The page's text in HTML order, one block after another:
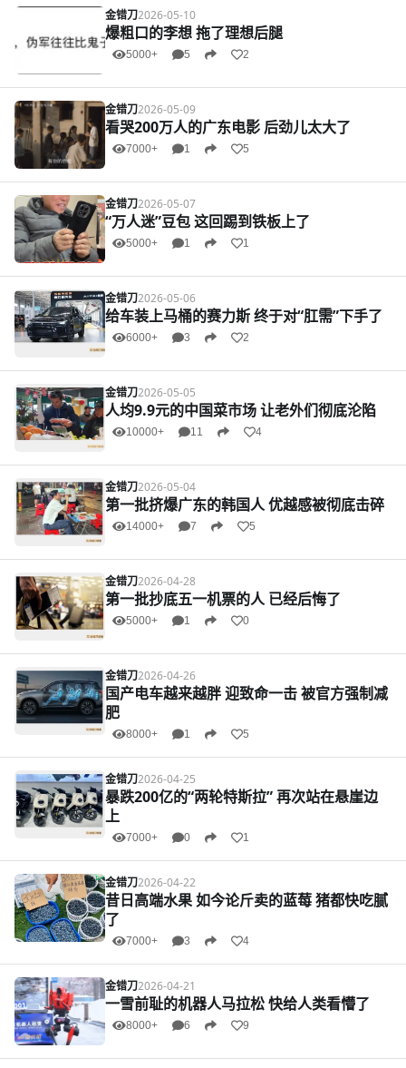
金错刀2026-05-10
爆粗口的李想 拖了理想后腿
5000+ 5 2
金错刀2026-05-09
看哭200万人的广东电影 后劲儿太大了
7000+ 1 5
金错刀2026-05-07
“万人迷”豆包 这回踢到铁板上了
5000+ 1 1
金错刀2026-05-06
给车装上马桶的赛力斯 终于对“肛需”下手了
6000+ 3 2
金错刀2026-05-05
人均9.9元的中国菜市场 让老外们彻底沦陷
10000+ 11 4
金错刀2026-05-04
第一批挤爆广东的韩国人 优越感被彻底击碎
14000+ 7 5
金错刀2026-04-28
第一批抄底五一机票的人 已经后悔了
5000+ 1 0
金错刀2026-04-26
国产电车越来越胖 迎致命一击 被官方强制减
肥
8000+ 1 5
金错刀2026-04-25
暴跌200亿的“两轮特斯拉” 再次站在悬崖边
上
7000+ 0 1
金错刀2026-04-22
昔日高端水果 如今论斤卖的蓝莓 猪都快吃腻
了
7000+ 3 4
金错刀2026-04-21
一雪前耻的机器人马拉松 快给人类看懵了
8000+ 6 9